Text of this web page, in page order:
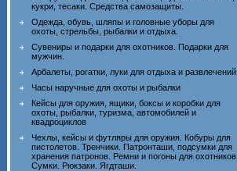
кукри, тесаки. Средства самозащиты.
Одежда, обувь, шляпы и головные уборы для
охоты, стрельбы, рыбалки и отдыха.
Сувениры и подарки для охотников. Подарки для
мужчин.
Арбалеты, рогатки, луки для отдыха и развлечений
Часы наручные для охоты и рыбалки
Кейсы для оружия, ящики, боксы и коробки для
охоты, рыбалки, туризма, автомобилей и
квадроциклов
Чехлы, кейсы и футляры для оружия. Кобуры для
пистолетов. Тренчики. Патронташи, подсумки для
хранения патронов. Ремни и погоны для охотников.
Сумки. Рюкзаки. Ягдташи.